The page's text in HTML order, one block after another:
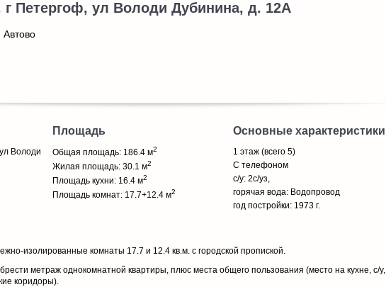
г Петергоф, ул Володи Дубинина, д. 12А
Автово
Володи
Площадь
Общая площадь: 186.4 м2
Жилая площадь: 30.1 м2
Площадь кухни: 16.4 м2
Площадь комнат: 17.7+12.4 м2
Основные характеристики
1 этаж (всего 5)
С телефоном
с/у: 2с/уз,
горячая вода: Водопровод
год постройки: 1973 г.
изолированные комнаты 17.7 и 12.4 кв.м. с городской пропиской.
метраж однокомнатной квартиры, плюс места общего пользования (место на кухне, с/у,
коридоры).